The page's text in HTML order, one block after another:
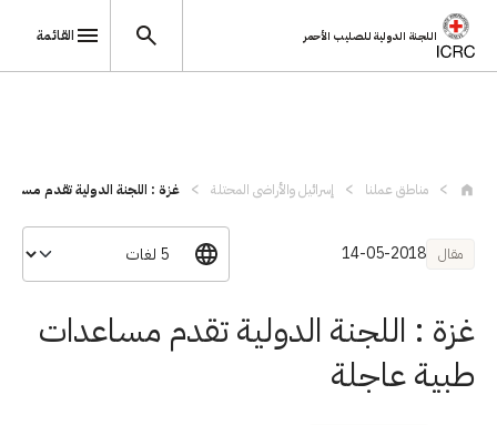
اللجنة الدولية للصليب الأحمر القائمة
مناطق عملنا إسرائيل والأراضي المحتلة غزة : اللجنة الدولية تقدم
مقال 14-05-2018
غزة : اللجنة الدولية تقدم مساعدات
طبية عاجلة